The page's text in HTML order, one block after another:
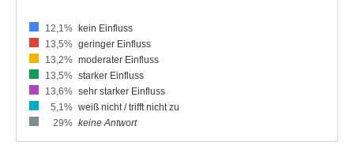
12,1%
kein Einfluss
13,5% geringer Einfluss
13,2% moderater Einfluss
13,5% starker Einfluss
13,6% sehr starker Einfluss
5,1% weiß nicht / trifft nicht zu
29% keine Antwort